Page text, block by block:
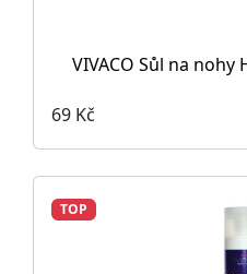
VIVACO Sůl na nohy
69 Kč
TOP